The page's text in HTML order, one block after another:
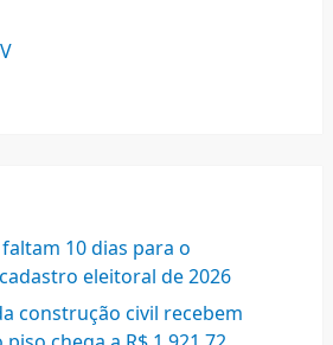
10 dias para o
eleitoral de 2026
construção civil recebem